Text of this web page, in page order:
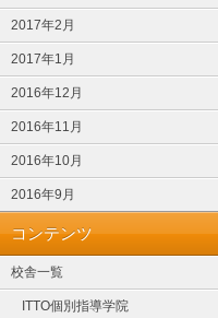
2017年2月
2017年1月
2016年12月
2016年11月
2016年10月
2016年9月
コンテンツ
校舎一覧
ITTO個別指導学院